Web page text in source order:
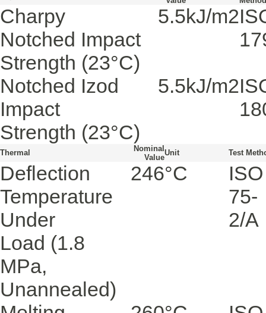
Charpy
Notched Impact
Strength (23°C)
5.5kJ/m2
Notched Izod
Impact
Strength (23°C)
5.5kJ/m2
Thermal
Nominal
Value
Unit Test
Deflection
Temperature
Under
Load (1.8
MPa,
Unannealed)
246°C
ISO
75-
2/A